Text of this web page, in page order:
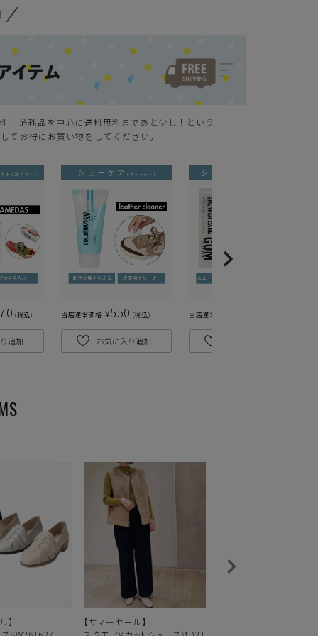
消耗品を中心に送料無料まであと少し！という
てお得にお買い物をしてください。
税込
追加
当店通常価格 ¥550 税込
お気に入り追加
当店通常価格
】
【サマーセール】